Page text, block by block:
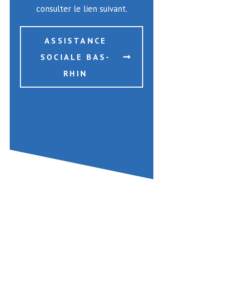
consulter le lien suivant.
ASSISTANCE
SOCIALE BAS-
RHIN